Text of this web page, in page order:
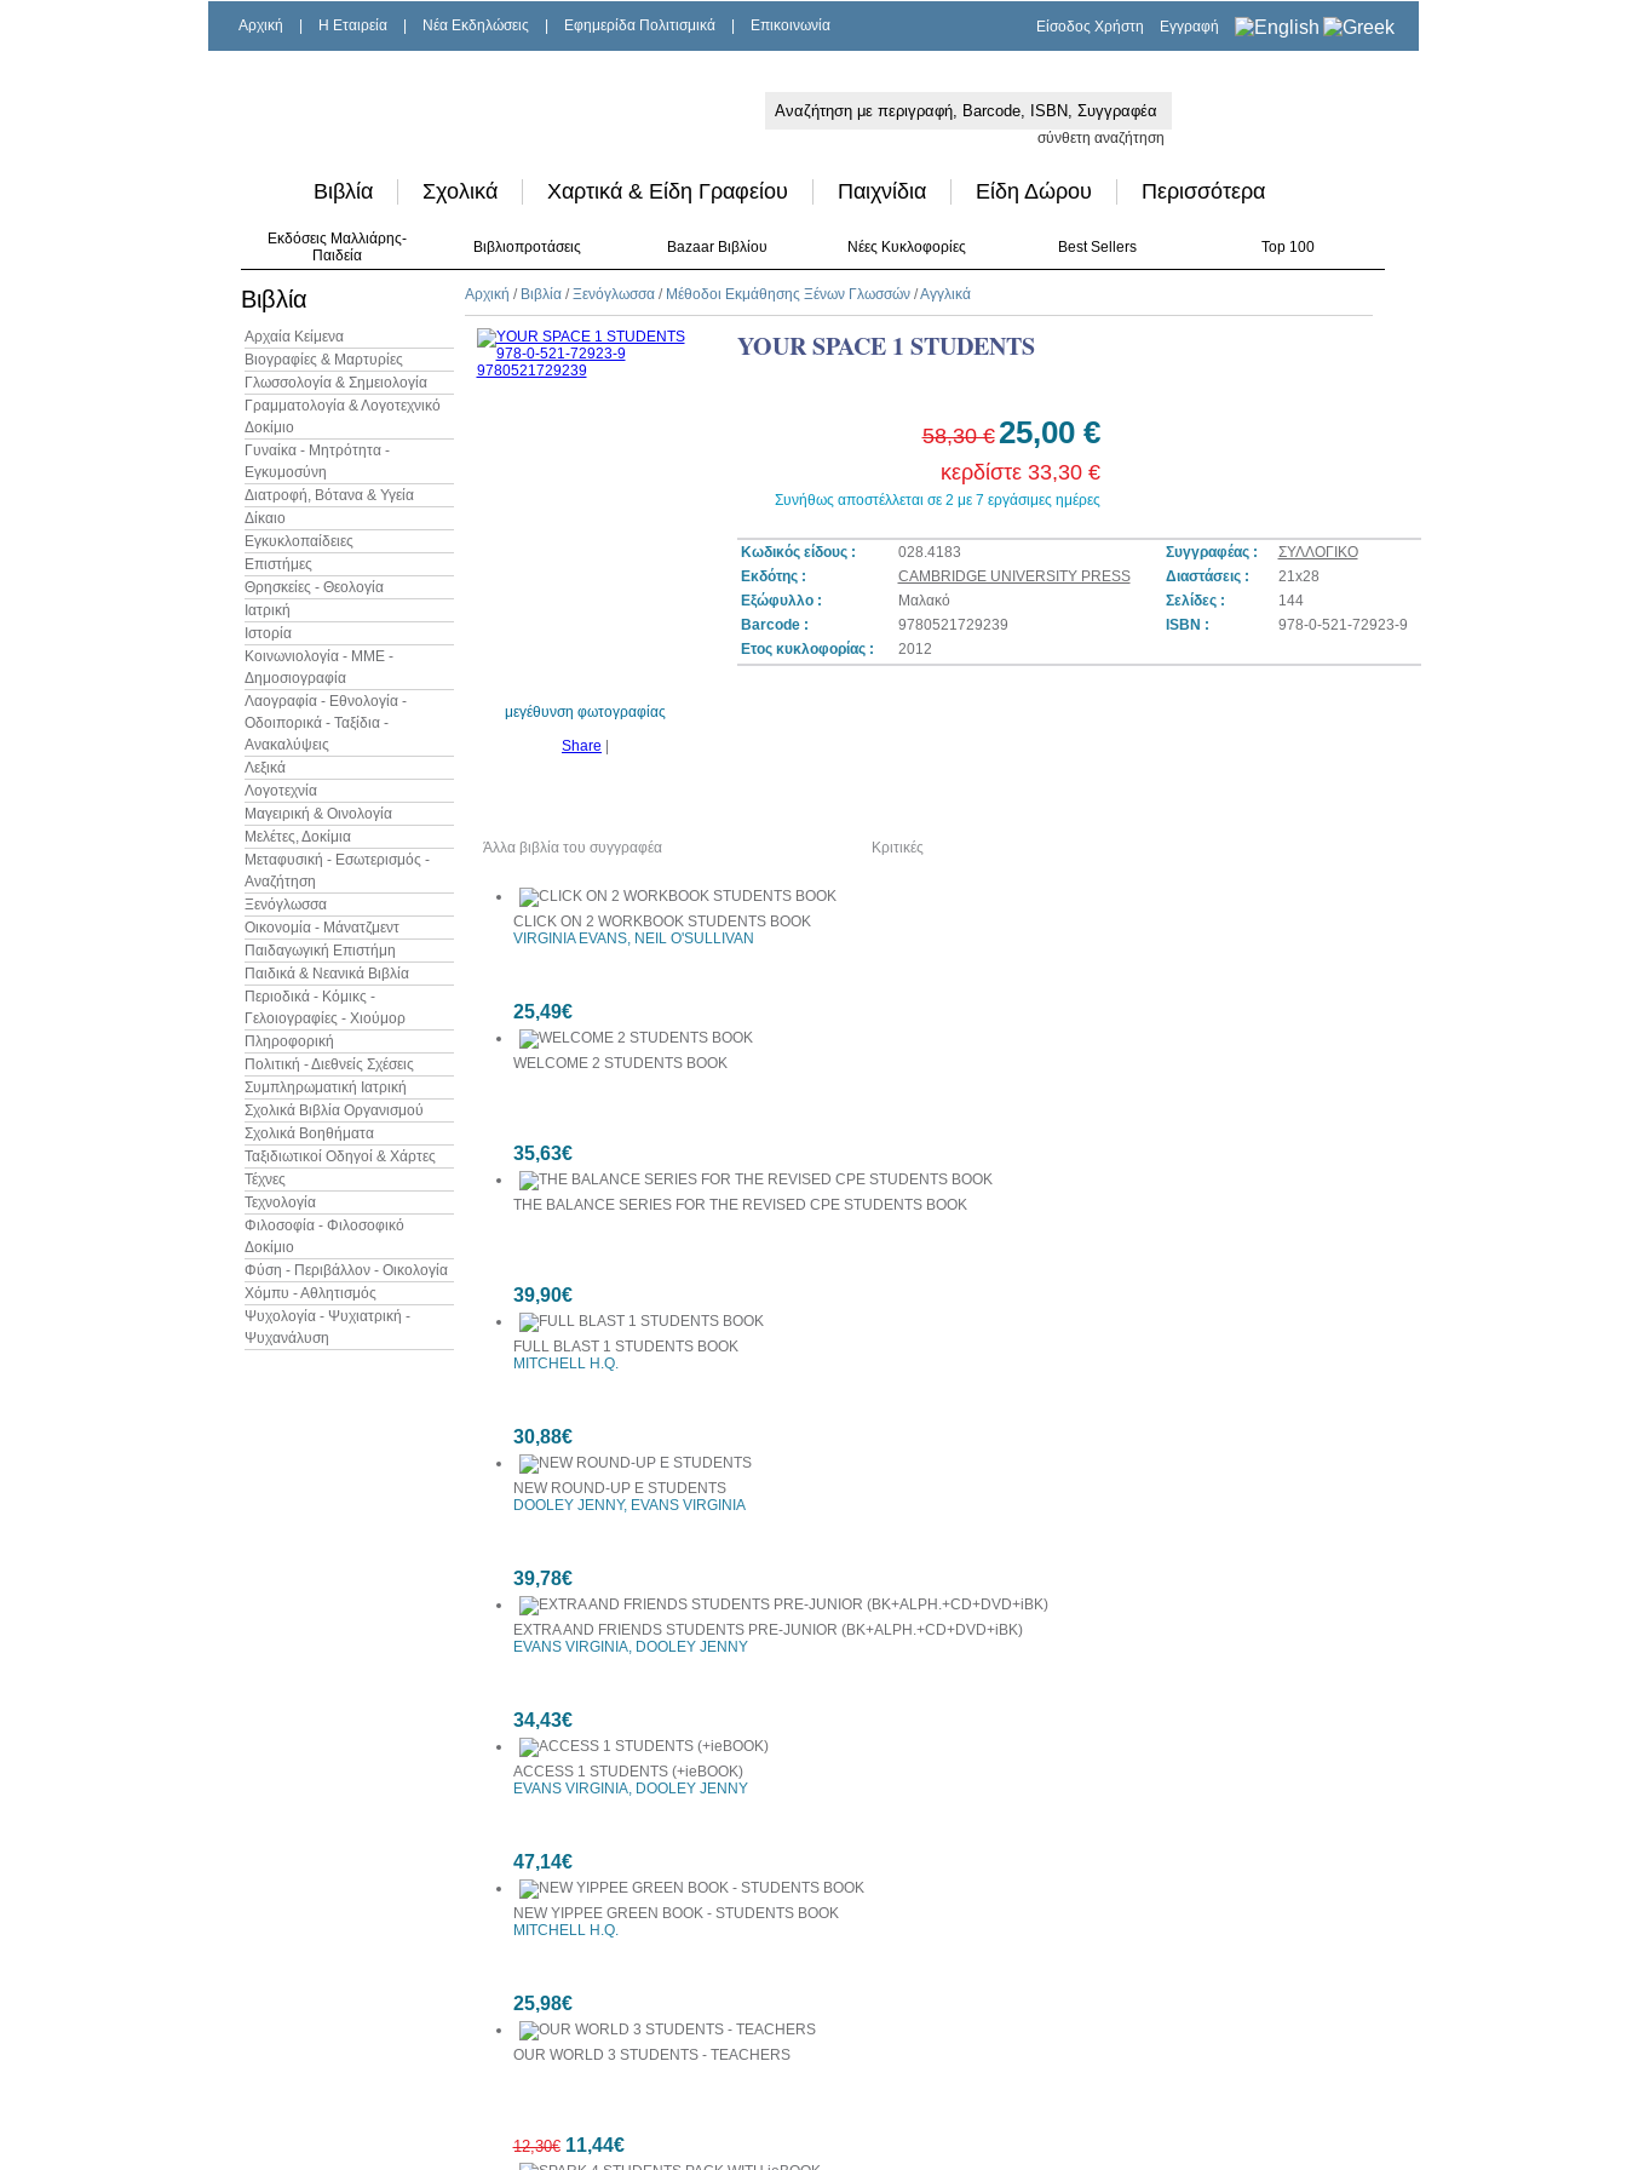
Αρχική H Εταιρεία Νέα Εκδηλώσεις Εφημερίδα Πολιτισμικά Επικοινωνία Είσοδος Χρήστη Εγγραφή
σύνθετη αναζήτηση
Βιβλία Σχολικά Χαρτικά & Είδη Γραφείου Παιχνίδια Είδη Δώρου Περισσότερα
Εκδόσεις Μαλλιάρης-
Παιδεία
Βιβλιοπροτάσεις Bazaar Βιβλίου Νέες Κυκλοφορίες Best Sellers Top 100
Βιβλία
Αρχαία Κείμενα
Βιογραφίες & Μαρτυρίες
Γλωσσολογία & Σημειολογία
Γραμματολογία & Λογοτεχνικό
Δοκίμιο
Γυναίκα - Μητρότητα -
Εγκυμοσύνη
Διατροφή, Βότανα & Υγεία
Δίκαιο
Εγκυκλοπαίδειες
Επιστήμες
Θρησκείες - Θεολογία
Ιατρική
Ιστορία
Κοινωνιολογία - ΜΜΕ -
Δημοσιογραφία
Λαογραφία - Εθνολογία -
Οδοιπορικά - Ταξίδια -
Ανακαλύψεις
Λεξικά
Λογοτεχνία
Μαγειρική & Οινολογία
Μελέτες, Δοκίμια
Μεταφυσική - Εσωτερισμός -
Αναζήτηση
Ξενόγλωσσα
Οικονομία - Μάνατζμεντ
Παιδαγωγική Επιστήμη
Παιδικά & Νεανικά Βιβλία
Περιοδικά - Κόμικς -
Γελοιογραφίες - Χιούμορ
Πληροφορική
Πολιτική - Διεθνείς Σχέσεις
Συμπληρωματική Ιατρική
Σχολικά Βιβλία Οργανισμού
Σχολικά Βοηθήματα
Ταξιδιωτικοί Οδηγοί & Χάρτες
Τέχνες
Τεχνολογία
Φιλοσοφία - Φιλοσοφικό
Δοκίμιο
Φύση - Περιβάλλον - Οικολογία
Χόμπυ - Αθλητισμός
Ψυχολογία - Ψυχιατρική -
Ψυχανάλυση
Αρχική / Βιβλία /Ξενόγλωσσα / Μέθοδοι Εκμάθησης Ξένων Γλωσσών /Αγγλικά
μεγέθυνση φωτογραφίας
Share
YOUR SPACE 1 STUDENTS
58,30 € 25,00 €
κερδίστε 33,30 €
Συνήθως αποστέλλεται σε 2 με 7 εργάσιμες ημέρες
Κωδικός είδους : 028.4183 Συγγραφέας :
ΣΥΛΛΟΓΙΚΟ
Εκδότης :
CAMBRIDGE UNIVERSITY PRESS Διαστάσεις :
21x28
Εξώφυλλο :
Μαλακό Σελίδες :
144
Barcode :
9780521729239 ISBN :
978-0-521-72923-9
Ετος κυκλοφορίας :
2012
Άλλα βιβλία του συγγραφέα Κριτικές
CLICK ON 2 WORKBOOK STUDENTS BOOK
VIRGINIA EVANS, NEIL O'SULLIVAN
25,49€
WELCOME 2 STUDENTS BOOK
35,63€
THE BALANCE SERIES FOR THE REVISED CPE STUDENTS BOOK
39,90€
FULL BLAST 1 STUDENTS BOOK
MITCHELL H.Q.
30,88€
NEW ROUND-UP Ε STUDENTS
DOOLEY JENNY, EVANS VIRGINIA
39,78€
EXTRA AND FRIENDS STUDENTS PRE-JUNIOR (BK+ALPH.+CD+DVD+iBK)
EVANS VIRGINIA, DOOLEY JENNY
34,43€
ACCESS 1 STUDENTS (+ieBOOK)
EVANS VIRGINIA, DOOLEY JENNY
47,14€
NEW YIPPEE GREEN BOOK - STUDENTS BOOK
MITCHELL H.Q.
25,98€
OUR WORLD 3 STUDENTS - TEACHERS
12,30€ 11,44€